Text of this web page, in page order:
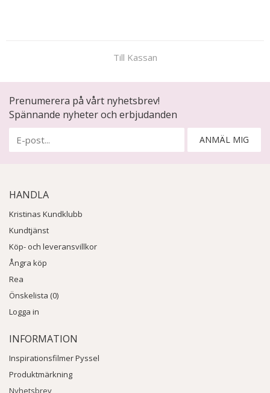
Till Kassan
Prenumerera på vårt nyhetsbrev!
Spännande nyheter och erbjudanden
ANMÄL MIG
HANDLA
Kristinas Kundklubb
Kundtjänst
Köp- och leveransvillkor
Ångra köp
Rea
Önskelista (0)
Logga in
INFORMATION
Inspirationsfilmer Pyssel
Produktmärkning
Nyhetsbrev